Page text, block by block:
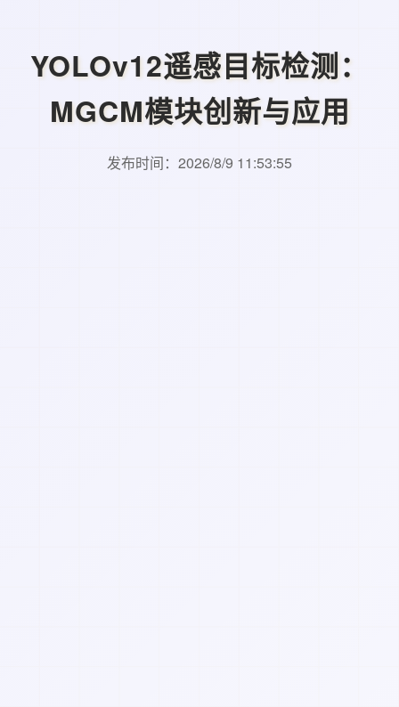
YOLOv12遥感目标检测：
MGCM模块创新与应用
发布时间：2026/8/9 11:53:55